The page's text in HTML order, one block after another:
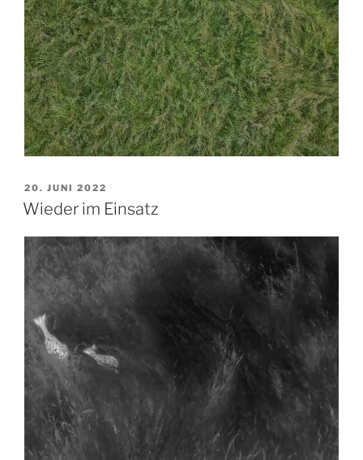
VERÖFFENTLICHT
AM
20. JUNI 2022
Wieder im Einsatz